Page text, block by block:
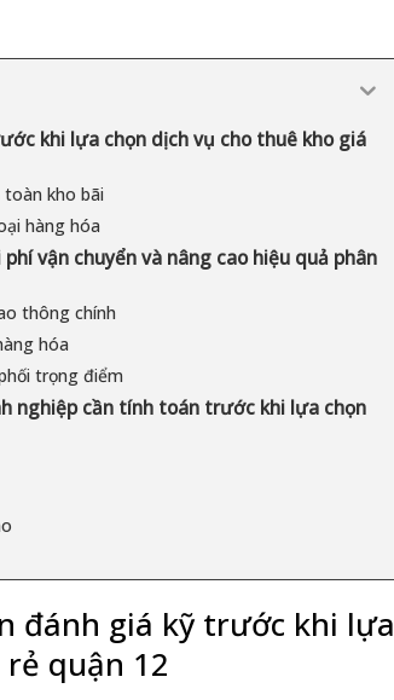
khi lựa chọn dịch vụ cho thuê kho giá
kho bãi
hàng hóa
vận chuyển và nâng cao hiệu quả phân
thông chính
hóa
trọng điểm
nghiệp cần tính toán trước khi lựa chọn
đánh giá kỹ trước khi lựa
quận 12